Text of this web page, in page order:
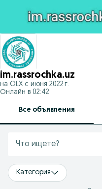
im.rassrochka.uz
на OLX с июня 2022 г.
Онлайн в 02:42
Все объявления
Категория